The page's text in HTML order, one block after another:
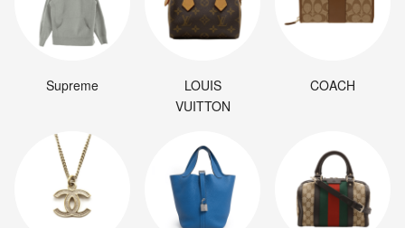
Supreme
LOUIS
VUITTON
COACH